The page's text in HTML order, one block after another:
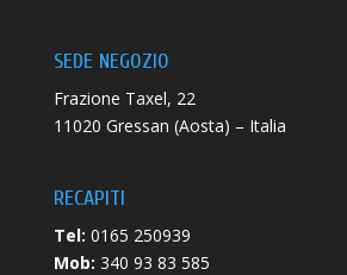
SEDE NEGOZIO
Frazione Taxel, 22
11020 Gressan (Aosta) – Italia
RECAPITI
Tel: 0165 250939
Mob: 340 93 83 585